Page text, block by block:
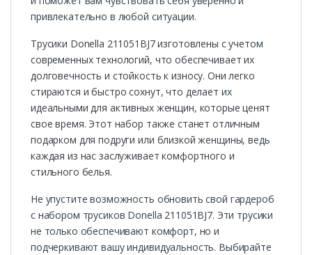
привлекательно в любой ситуации.
Трусики Donella 211051BJ7 изготовлены с учетом
современных технологий, что обеспечивает их
долговечность и стойкость к износу. Они легко
стираются и быстро сохнут, что делает их
идеальными для активных женщин, которые ценят
свое время. Этот набор также станет отличным
подарком для подруги или близкой женщины, ведь
каждая из нас заслуживает комфортного и
стильного белья.
Не упустите возможность обновить свой гардероб
с набором трусиков Donella 211051BJ7. Эти трусики
не только обеспечивают комфорт, но и
подчеркивают вашу индивидуальность. Выбирайте